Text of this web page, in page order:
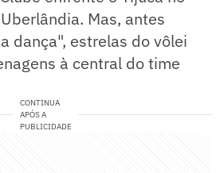
Mas, antes
dança", estrelas do vôlei
à central do time
CONTINUA
APÓS A
PUBLICIDADE